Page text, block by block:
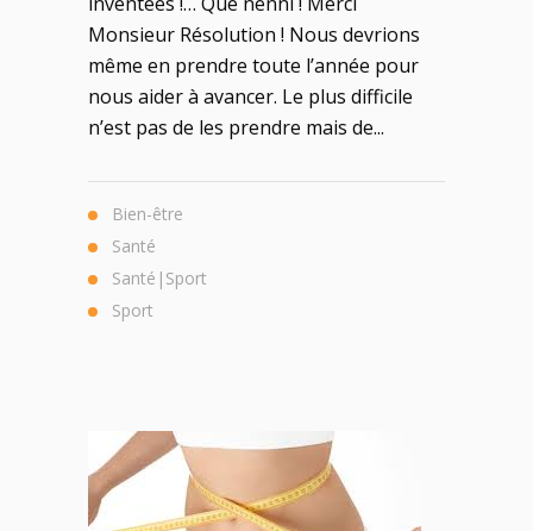
Monsieur Résolution ! Nous devrions
même en prendre toute l’année pour
nous aider à avancer. Le plus difficile
n’est pas de les prendre mais de...
Bien-être
Santé
Santé|Sport
Sport